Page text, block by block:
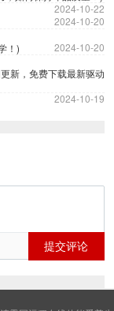
2024-10-22
2024-10-20
！)
2024-10-20
新，免费下载最新驱动
2024-10-19
提交评论